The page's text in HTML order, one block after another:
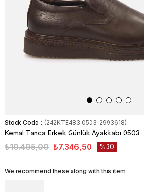
Stock Code (242KTE483 0503_2993618)
Kemal Tanca Erkek Günlük Ayakkabı 0503
₺10.495,00 ₺7.346,50 30
We recommend these along with this item.